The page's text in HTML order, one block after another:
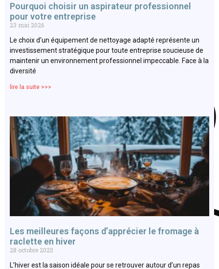
Pourquoi choisir un aspirateur professionnel
pour votre entreprise
23 mai 2026
Le choix d'un équipement de nettoyage adapté représente un
investissement stratégique pour toute entreprise soucieuse de
maintenir un environnement professionnel impeccable. Face à la
diversité
lire la suite >>>
Les meilleures façons d’apprécier le fromage à
raclette en hiver
28 octobre 2025
L’hiver est la saison idéale pour se retrouver autour d’un repas